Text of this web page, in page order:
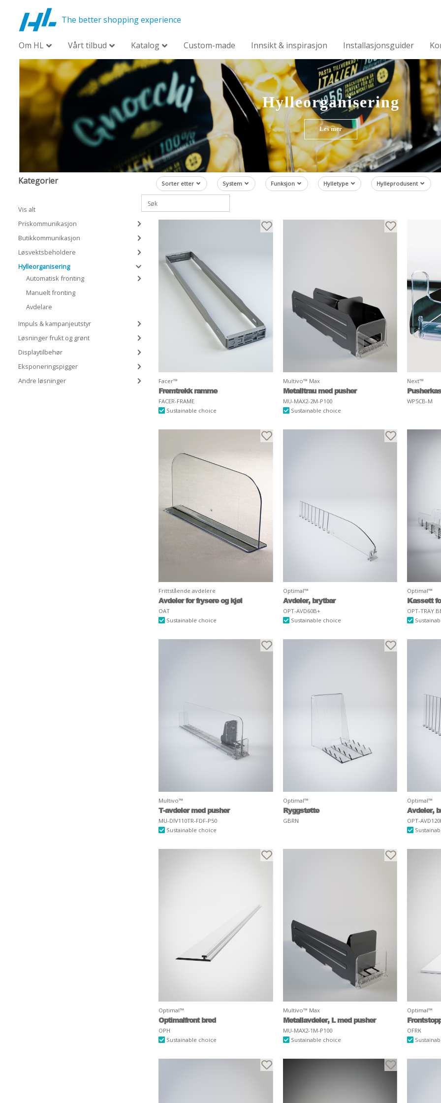
The better shopping experience
Om HL Vårt tilbud Katalog Custom-made Innsikt & inspirasjon Installasjonsguider
Hylleorganisering
Les mer
Kategorier
Vis alt
Priskommunikasjon
Butikkommunikasjon
Løsvektsbeholdere
Hylleorganisering
Automatisk fronting
Manuelt fronting
Avdelare
Impuls & kampanjeutstyr
Løsninger frukt og grønt
Displaytilbehør
Eksponeringspigger
Andre løsninger
Sorter etter System Funksjon Hylletype Hylleprodusent
Facer™
Fremtrekk ramme
FACER-FRAME
Sustainable choice
Multivo™ Max
Metalltrau med pusher
MU-MAX2-2M-P100
Sustainable choice
Next™
WP5CB-M
Frittstående avdelere
Avdeler for frysere og kjøl
OAT
Sustainable choice
Optimal™
Avdeler, brytbar
OPT-AVD60B+
Sustainable choice
Optimal™
Kassett
OPT-TRAY
Multivo™
T-avdeler med pusher
MU-DIV110TR-FDF-P50
Sustainable choice
Optimal™
Ryggstøtte
GBRN
Optimal™
Avdeler,
OPT-
Optimal™
Optimalfront bred
OPH
Sustainable choice
Multivo™ Max
Metallavdeler, L med pusher
MU-MAX2-1M-P100
Sustainable choice
Optimal™
OFRK